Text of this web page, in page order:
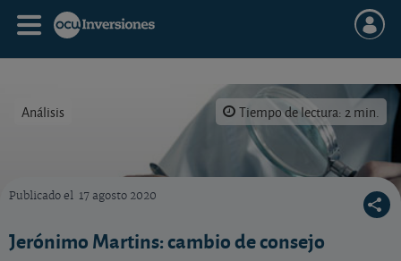
Análisis Tiempo de lectura: 2 min.
Publicado el 17 agosto 2020
Jerónimo Martins: cambio de consejo